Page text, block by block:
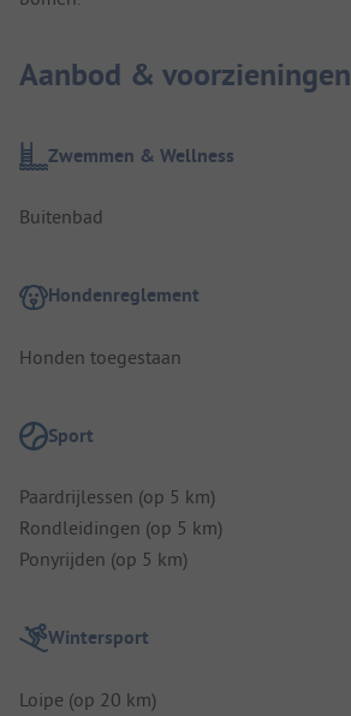
Aanbod & voorzieningen
Zwemmen & Wellness
Buitenbad
Hondenreglement
Honden toegestaan
Sport
Paardrijlessen (op 5 km)
Rondleidingen (op 5 km)
Ponyrijden (op 5 km)
Wintersport
Loipe (op 20 km)